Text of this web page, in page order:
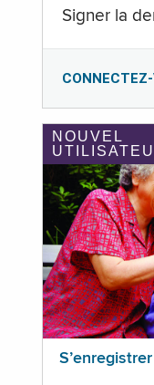
Signer la
NOUVEL
S’enregistrer